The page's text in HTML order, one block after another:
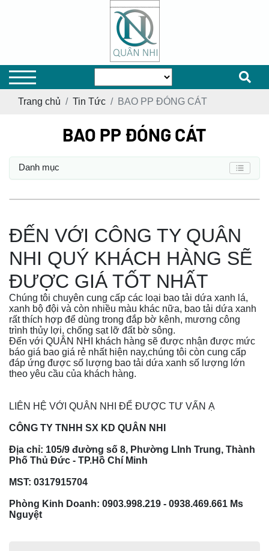
Trang chủ Tin Tức BAO PP ĐÓNG CÁT
BAO PP ĐÓNG CÁT
Danh mục
ĐẾN VỚI CÔNG TY QUÂN
NHI QUÝ KHÁCH HÀNG SẼ
ĐƯỢC GIÁ TỐT NHẤT
Chúng tôi chuyên cung cấp các loại bao tải dứa xanh lá,
xanh bộ đội và còn nhiều màu khác nữa, bao tải dứa xanh
rất thích hợp để dùng trong đắp bờ kênh, mương công
trình thủy lợi, chống sạt lỡ đất bờ sông.
Đến với QUÂN NHI khách hàng sẽ được nhận được mức
báo giá bao giá rẻ nhất hiện nay,chúng tôi còn cung cấp
đáp ứng được số lượng bao tải dứa xanh số lượng lớn
theo yêu cầu của khách hàng.
LIÊN HỆ VỚI QUÂN NHI ĐỂ ĐƯỢC TƯ VẤN Ạ
CÔNG TY TNHH SX KD QUÂN NHI
Địa chỉ: 105/9 đường số 8, Phường LInh Trung, Thành
Phố Thủ Đức - TP.Hồ Chí Minh
MST: 0317915704
Phòng Kinh Doanh: 0903.998.219 - 0938.469.661 Ms
Nguyệt